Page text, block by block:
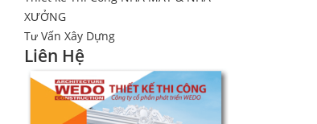
XƯỞNG
Tư Vấn Xây Dựng
Liên Hệ